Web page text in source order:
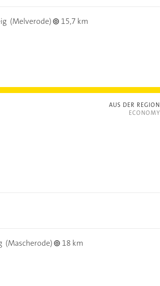
(Melverode)
15,7 km
AUS DER REGION
ECONOMY
(Mascherode)
18 km